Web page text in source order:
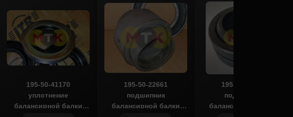
195-50-41170
уплотнение
балансирной балки
195-50-22661
подшипник
балансирной балки
195-50-41161
подшипник
балансирной балки